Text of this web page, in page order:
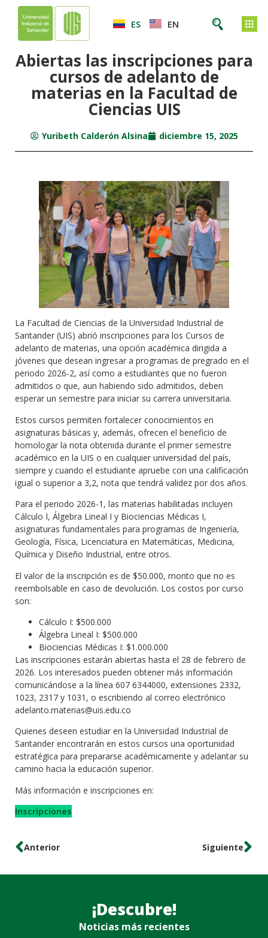
ES EN
Abiertas las inscripciones para
cursos de adelanto de
materias en la Facultad de
Ciencias UIS
Yuribeth Calderón Alsina diciembre 15, 2025
La Facultad de Ciencias de la Universidad Industrial de
Santander (UIS) abrió inscripciones para los Cursos de
adelanto de materias, una opción académica dirigida a
jóvenes que desean ingresar a programas de pregrado en el
periodo 2026-2, así como a estudiantes que no fueron
admitidos o que, aun habiendo sido admitidos, deben
esperar un semestre para iniciar su carrera universitaria.
Estos cursos permiten fortalecer conocimientos en
asignaturas básicas y, además, ofrecen el beneficio de
homologar la nota obtenida durante el primer semestre
académico en la UIS o en cualquier universidad del país,
siempre y cuando el estudiante apruebe con una calificación
igual o superior a 3,2, nota que tendrá validez por dos años.
Para el periodo 2026-1, las materias habilitadas incluyen
Cálculo I, Álgebra Lineal I y Biociencias Médicas I,
asignaturas fundamentales para programas de Ingeniería,
Geología, Física, Licenciatura en Matemáticas, Medicina,
Química y Diseño Industrial, entre otros.
El valor de la inscripción es de $50.000, monto que no es
reembolsable en caso de devolución. Los costos por curso
son:
Cálculo I: $500.000
Álgebra Lineal I: $500.000
Biociencias Médicas I: $1.000.000
Las inscripciones estarán abiertas hasta el 28 de febrero de
2026. Los interesados pueden obtener más información
comunicándose a la línea 607 6344000, extensiones 2332,
1023, 2317 y 1031, o escribiendo al correo electrónico
adelanto.materias@uis.edu.co
Quienes deseen estudiar en la Universidad Industrial de
Santander encontrarán en estos cursos una oportunidad
estratégica para prepararse académicamente y adelantar su
camino hacia la educación superior.
Más información e inscripciones en:
Inscripciones
Anterior Siguiente
¡Descubre!
Noticias más recientes